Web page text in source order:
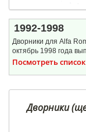
1992-1998
Дворники для Alfa
октябрь 1998 года
Посмотреть
Дворники